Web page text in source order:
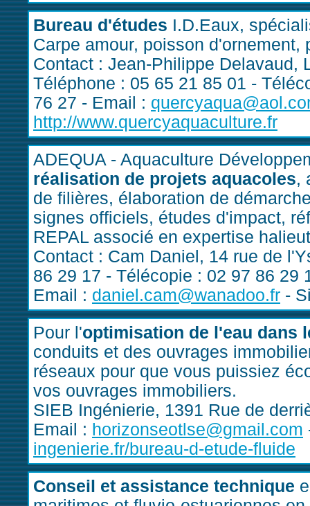
Bureau d'études I.D.Eaux,
Carpe amour, poisson
Contact : Jean-Philippe Delavaud,
Téléphone : 05 65 21 85 01 -
76 27 - Email :
http://www.quercyaquaculture.fr
ADEQUA - Aquaculture
réalisation de projets aquacoles,
de filières, élaboration de
signes officiels, études d'impact,
REPAL associé en expertise
Contact : Cam Daniel, 14 rue de
86 29 17 - Télécopie : 02 97 86 29
Email : daniel.cam@wanadoo.fr -
Pour l'optimisation de l'eau dans
conduits et des ouvrages
réseaux pour que vous puissiez
vos ouvrages immobiliers.
SIEB Ingénierie, 1391 Rue de
Email : horizonseotlse@gmail.com
ingenierie.fr/bureau-d-etude-fluide
Conseil et assistance technique